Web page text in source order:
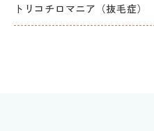
トリコチロマニア（抜毛症）